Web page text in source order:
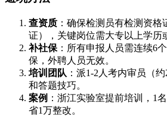
查资质 ：确保检测员有检测资格
证），关键岗位需大专以上学历
补社保 ：所有申报人员需连续6
保，外聘人员无效。
培训团队 ：派1-2人考内审员（
和答题技巧。
案例 ：浙江实验室提前培训，1
省1万整改。